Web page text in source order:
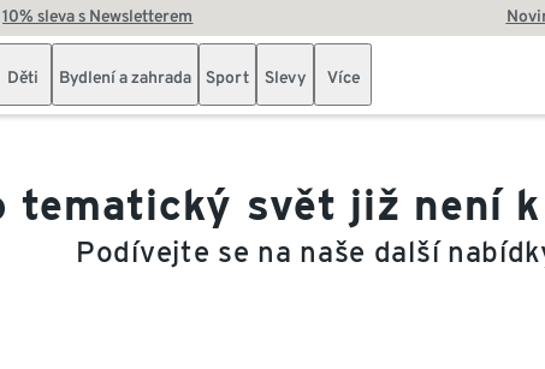
10% sleva s Newsletterem
Děti Bydlení a zahrada Sport Slevy Více
tematický svět již není
Podívejte se na naše další